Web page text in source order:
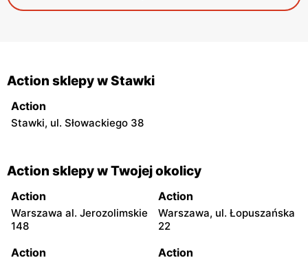
Action sklepy w Stawki
Action
Stawki, ul. Słowackiego 38
Action sklepy w Twojej okolicy
Action
Warszawa al. Jerozolimskie
148
Action
Warszawa, ul. Łopuszańska
22
Action Action